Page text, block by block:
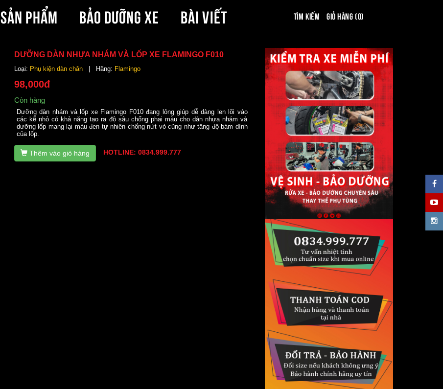
SẢN PHẨM BẢO DƯỠNG XE BÀI VIẾT Tìm kiếm Giỏ hàng (0)
DƯỠNG DÀN NHỰA NHÁM VÀ LỐP XE FLAMINGO F010
Loại: Phụ kiện dàn chân| Hãng: Flamingo
98,000đ
Còn hàng
Dưỡng dàn nhám và lốp xe Flamingo F010 đạng lỏng giúp dễ dàng len lõi vào
các kẽ nhỏ có khả năng tạo ra độ sâu chống phai màu cho dàn nhựa nhám và
dưỡng lốp mang lại màu đen tự nhiên chống nứt vỏ cũng như tăng độ bám dính
của lốp.
Thêm vào giỏ hàng HOTLINE: 0834.999.777